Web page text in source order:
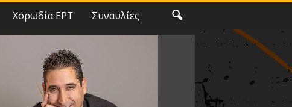
Χορωδία ΕΡΤ Συναυλίες